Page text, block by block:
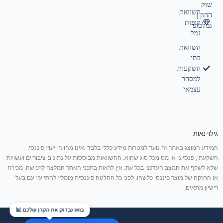
השוואת
קופות
גמל
השוואת
בתי
השקעות
למסחר
עצמאי
שוק
ההון |
גמלטופ
גילוי נאות
המידע המוצג באתר זה נועד למטרות מידע כללי בלבד ואינו מהווה ייעוץ פיננסי,
השקעתי, פנסיוני או מס מכל סוג שהוא. ההשוואות מבוססות על נתונים ציבוריים ועשויות
שלא לשקף את המצב העדכני בכל עת. אין לראות בתכני האתר המלצה לרכישה, מכירה
או החזקה של מוצר פיננסי כלשהו. לפני כל החלטה פיננסית מומלץ להתייעץ עם בעל
רישיון מתאים.
בואו נבדוק את הקרן שלכם 📊